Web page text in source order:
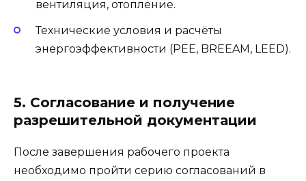
вентиляция, отопление.
Технические условия и расчёты
энергоэффективности (PEE, BREEAM, LEED).
5. Согласование и получение
разрешительной документации
После завершения рабочего проекта
необходимо пройти серию согласований в